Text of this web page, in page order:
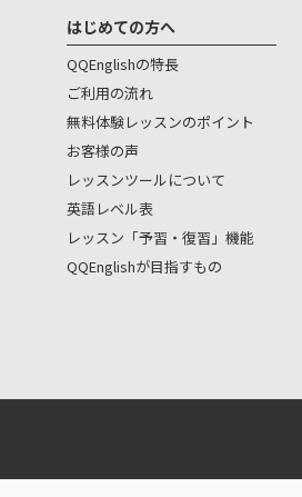
はじめての方へ
QQEnglishの特長
ご利用の流れ
無料体験レッスンのポイント
お客様の声
レッスンツールについて
英語レベル表
レッスン「予習・復習」機能
QQEnglishが目指すもの